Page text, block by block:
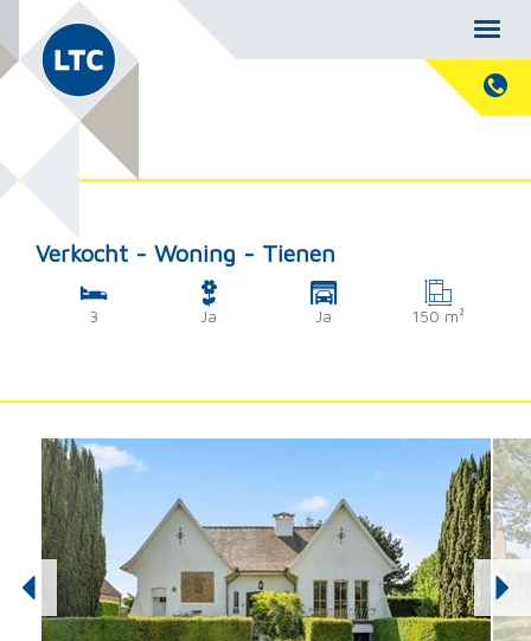
Verkocht - Woning - Tienen
3 Ja Ja 150 m²